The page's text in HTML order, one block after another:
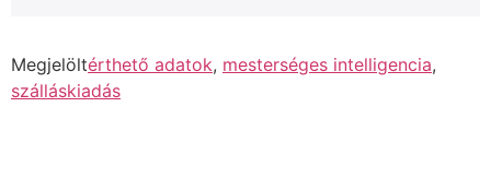
Megjelöltérthető adatok, mesterséges intelligencia,
szálláskiadás